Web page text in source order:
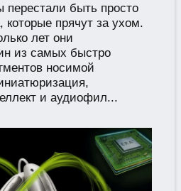
перестали быть просто
которые прячут за ухом.
лет они
из самых быстро
носимой
и аудиофил...